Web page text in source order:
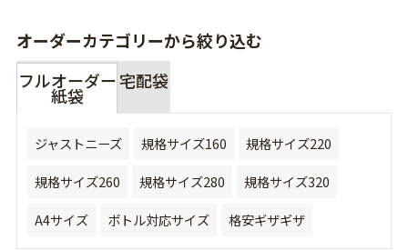
オーダーカテゴリーから絞り込む
フルオーダー
紙袋
宅配袋
ジャストニーズ 規格サイズ160
規格サイズ220
規格サイズ260
規格サイズ280
規格サイズ320
A4サイズ
ボトル対応サイズ 格安ギザギザ